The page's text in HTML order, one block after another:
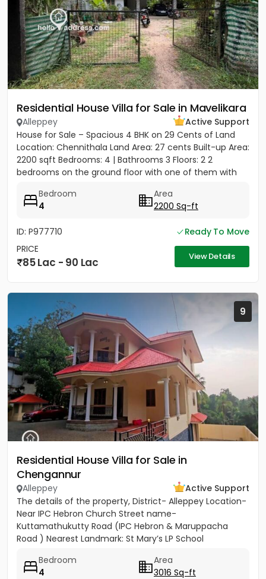
Residential House Villa for Sale in Mavelikara
Alleppey
Active Support
House for Sale – Spacious 4 BHK on 29 Cents of Land
Location: Chennithala Land Area: 27 cents Built-up Area:
2200 sqft Bedrooms: 4 | Bathrooms 3 Floors: 2 2
bedrooms on the ground floor with one of them with
Bedroom
4
Area
2200 Sq-ft
ID: P977710
Ready To Move
PRICE
85 Lac - 90 Lac View Details
9
Residential House Villa for Sale in
Chengannur
Alleppey
Active Support
The details of the property, District- Alleppey Location-
Near IPC Hebron Church Street name-
Kuttamathukutty Road (IPC Hebron & Maruppacha
Road ) Nearest Landmark: St Mary’s LP School
Bedroom
4
Area
3016 Sq-ft